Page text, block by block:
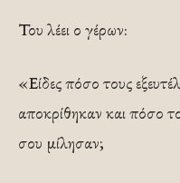
Του λέει ο γέρων:
«Είδες πόσο τους
αποκρίθηκαν και πόσο
σου μίλησαν;